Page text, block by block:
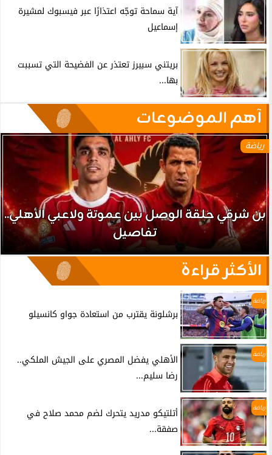
آية سماحة توجّه اعتذارًا عبر فيسبوك لمشيرة
إسماعيل
بريتني سبيرز تعتذر عن الفضيحة التي تسببت
بها...
آهم الموضوعات
رياضة
بن شرقي حلقة الوصل بين عموتة ولاعبي الأهلي..
تفاصيل
الأكثر قراءة
رياضة
برشلونة يقترب من استعادة جواو كانسيلو
رياضة
الأهلي يفضل المصري على الجيش الملكي..
رضا سليم...
رياضة
أتلتيكو مدريد يتحرك لضم محمد صلاح في
صفقة...